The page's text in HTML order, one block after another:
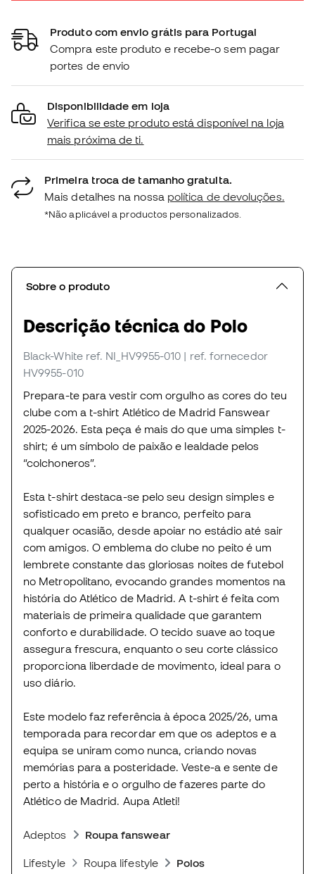
Produto com envio grátis para Portugal
Compra este produto e recebe-o sem pagar
portes de envio
Disponibilidade em loja
Verifica se este produto está disponível na loja
mais próxima de ti.
Primeira troca de tamanho gratuita.
Mais detalhes na nossa política de devoluções.
*Não aplicável a productos personalizados.
Sobre o produto
Descrição técnica do Polo
Black-White ref. NI_HV9955-010 | ref. fornecedor
HV9955-010
Prepara-te para vestir com orgulho as cores do teu
clube com a t-shirt Atlético de Madrid Fanswear
2025-2026. Esta peça é mais do que uma simples t-
shirt; é um símbolo de paixão e lealdade pelos
“colchoneros”.
Esta t-shirt destaca-se pelo seu design simples e
sofisticado em preto e branco, perfeito para
qualquer ocasião, desde apoiar no estádio até sair
com amigos. O emblema do clube no peito é um
lembrete constante das gloriosas noites de futebol
no Metropolitano, evocando grandes momentos na
história do Atlético de Madrid. A t-shirt é feita com
materiais de primeira qualidade que garantem
conforto e durabilidade. O tecido suave ao toque
assegura frescura, enquanto o seu corte clássico
proporciona liberdade de movimento, ideal para o
uso diário.
Este modelo faz referência à época 2025/26, uma
temporada para recordar em que os adeptos e a
equipa se uniram como nunca, criando novas
memórias para a posteridade. Veste-a e sente de
perto a história e o orgulho de fazeres parte do
Atlético de Madrid. Aupa Atleti!
Adeptos Roupa fanswear
Lifestyle Roupa lifestyle Polos